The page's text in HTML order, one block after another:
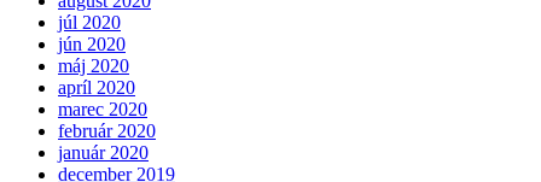
júl 2020
jún 2020
máj 2020
apríl 2020
marec 2020
február 2020
január 2020
december 2019